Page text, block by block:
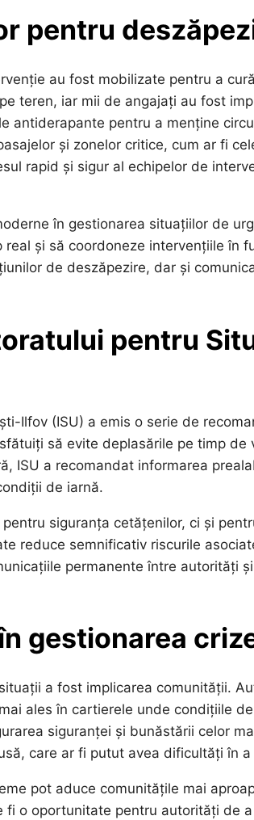
pentru
au fost mobilizate pentru a
teren, iar mii de angajați au fost
antiderapante pentru a menține
și zonelor critice, cum ar fi
rapid și sigur al echipelor de
în gestionarea situațiilor de
și să coordoneze intervențiile în
de deszăpezire, dar și
pentru
Ilfov (ISU) a emis o serie de
să evite deplasările pe timp de
ISU a recomandat informarea
de iarnă.
siguranța cetățenilor, ci și
reduce semnificativ riscurile
permanente între autorități
gestionarea
a fost implicarea comunității.
ales în cartierele unde condițiile
siguranței și bunăstării celor
care ar fi putut avea dificultăți în
pot aduce comunitățile mai
fi o oportunitate pentru autorități de